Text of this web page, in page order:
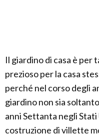
Il giardino di casa è per
prezioso per la casa
perché nel corso degli
giardino non sia
anni Settanta negli
costruzione di villette